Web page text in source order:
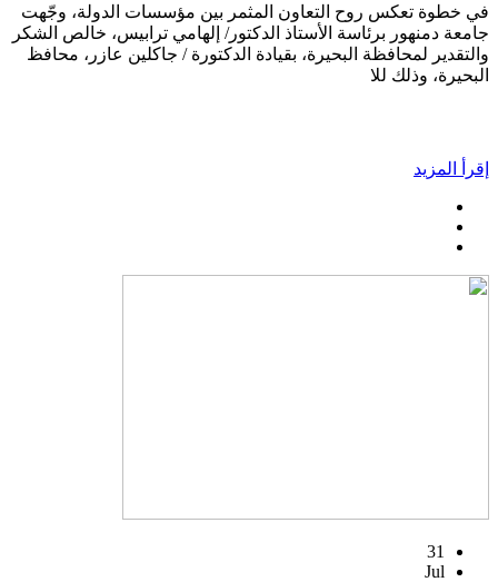
في خطوة تعكس روح التعاون المثمر بين مؤسسات الدولة، وجّهت
جامعة دمنهور برئاسة الأستاذ الدكتور/ إلهامي ترابيس، خالص الشكر
والتقدير لمحافظة البحيرة، بقيادة الدكتورة / جاكلين عازر، محافظ
البحيرة، وذلك للا
إقرأ المزيد
31
Jul